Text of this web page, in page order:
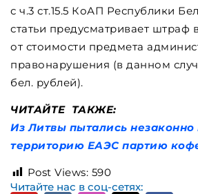
с ч.3 ст.15.5 КоАП Республики
статьи предусматривает штраф
от стоимости предмета
правонарушения (в данном
бел. рублей).
ЧИТАЙТЕ ТАКЖЕ:
Из Литвы пытались незаконно
территорию ЕАЭС партию
Post Views: 590
Читайте нас в соц-сетях: